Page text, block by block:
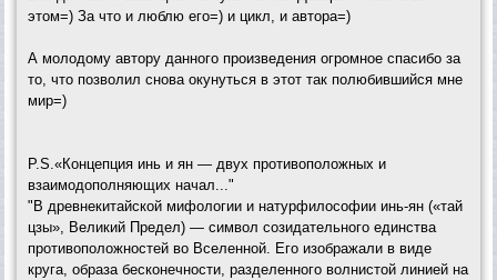
этом=) За что и люблю его=) и цикл, и автора=)
А молодому автору данного произведения огромное спасибо за
то, что позволил снова окунуться в этот так полюбившийся мне
мир=)
P.S.«Концепция инь и ян — двух противоположных и
взаимодополняющих начал..."
"В древнекитайской мифологии и натурфилософии инь-ян («тай
цзы», Великий Предел) — символ созидательного единства
противоположностей во Вселенной. Его изображали в виде
круга, образа бесконечности, разделенного волнистой линией на